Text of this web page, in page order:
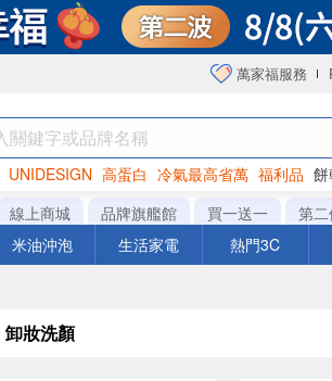
萬家福服務
UNIDESIGN 高蛋白 冷氣最高省萬 福利品
罐頭 海苔 洋芋片
線上商城 品牌旗艦館 買一送一 第
米油沖泡 生活家電 熱門3C
卸妝洗顏